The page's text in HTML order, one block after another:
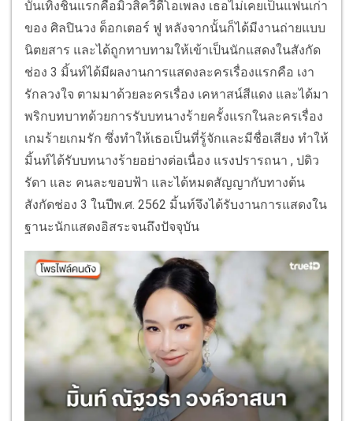
บันเทิงชิ้นแรกคือมิวสิควีดีโอเพลง เธอไม่เคยเป็นแฟนเก่า
ของ ศิลปินวง ด็อกเตอร์ ฟู หลังจากนั้นก็ได้มีงานถ่ายแบบ
นิตยสาร และได้ถูกทาบทามให้เข้าเป็นนักแสดงในสังกัด
ช่อง 3 มิ้นท์ได้มีผลงานการแสดงละครเรื่องแรกคือ เงา
รักลวงใจ ตามมาด้วยละครเรื่อง เคหาสน์สีแดง และได้มา
พริกบทบาทด้วยการรับบทนางร้ายครั้งแรกในละครเรื่อง
เกมร้ายเกมรัก ซึ่งทำให้เธอเป็นที่รู้จักและมีชื่อเสียง ทำให้
มิ้นท์ได้รับบทนางร้ายอย่างต่อเนื่อง แรงปรารถนา , ปดิว
รัดา และ คนละขอบฟ้า และได้หมดสัญญากับทางต้น
สังกัดช่อง 3 ในปีพ.ศ. 2562 มิ้นท์จึงได้รับงานการแสดงใน
ฐานะนักแสดงอิสระจนถึงปัจจุบัน